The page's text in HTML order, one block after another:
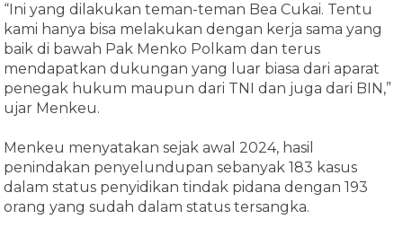
“Ini yang dilakukan teman-teman Bea Cukai. Tentu
kami hanya bisa melakukan dengan kerja sama yang
baik di bawah Pak Menko Polkam dan terus
mendapatkan dukungan yang luar biasa dari aparat
penegak hukum maupun dari TNI dan juga dari BIN,”
ujar Menkeu.
Menkeu menyatakan sejak awal 2024, hasil
penindakan penyelundupan sebanyak 183 kasus
dalam status penyidikan tindak pidana dengan 193
orang yang sudah dalam status tersangka.